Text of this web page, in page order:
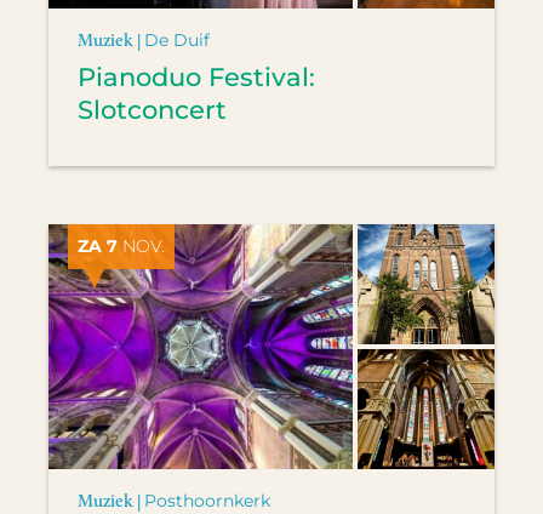
Muziek | De Duif
Pianoduo Festival:
Slotconcert
ZA 7 NOV.
Muziek | Posthoornkerk